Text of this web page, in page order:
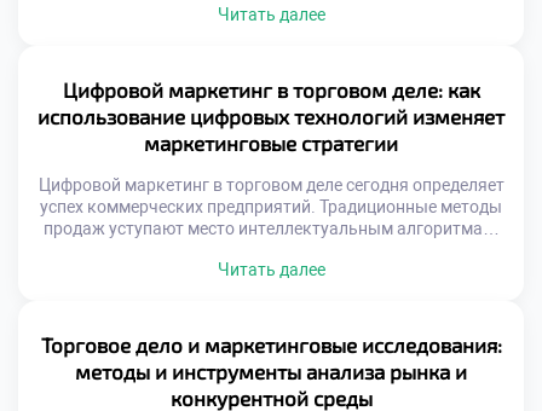
превращает обычный товар в желанный объект для
психологии потребителей. Бренд представляет собой
совокупность обещаний, которые компания дает своим
клиентам ежедневно. […]
Читать далее
Цифровой маркетинг в торговом деле: как
использование цифровых технологий изменяет
маркетинговые стратегии
Цифровой маркетинг в торговом деле сегодня определяет
успех коммерческих предприятий. Традиционные методы
продаж уступают место интеллектуальным алгоритмам.
покупателя. Рынок требует новых компетенций от
стали главным активом компаний. Аналитика заменяет
интуитивные решения менеджеров. Стратегии строятся
на точных метриках поведения клиентов. […]
Читать далее
Торговое дело и маркетинговые исследования:
методы и инструменты анализа рынка и
конкурентной среды